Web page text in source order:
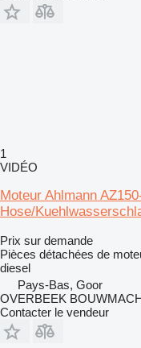
1
VIDÉO
Moteur Ahlmann
Hose/
Prix sur demande
Pièces détachées de
diesel
Pays-Bas, Goor
OVERBEEK
Contacter le vendeur